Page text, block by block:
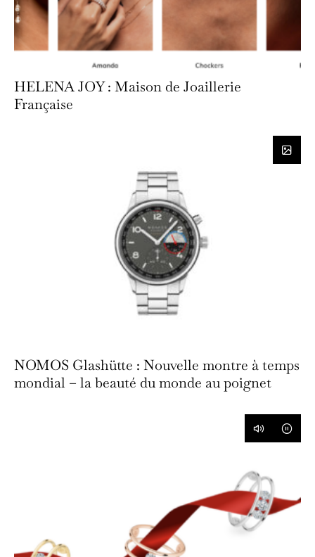
HELENA JOY : Maison de Joaillerie
Française
NOMOS Glashütte : Nouvelle montre à temps
mondial – la beauté du monde au poignet